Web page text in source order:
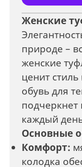
Женские
природе –
женские
ценит
обувь для
подчеркнет
каждый
Основные
Комфорт:
колодка